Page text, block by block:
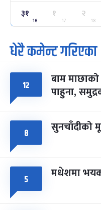
२५
मंगल
ग्याल्पो ल्होसार
फाल्गुन २५, २०८३ Mar
७ पूर्णिमा व्रत
चैत्र ७, २०८३-Mar 21, 2027
८
सोम
फागुपूर्णिमा
चैत्र ८, २०८३-Mar 22,
३१
16
१
17
२
18
धेरै कमेन्ट गरिएका
१२ बाम
पाहुना,
८ सुनचाँदीको
५ मधेशमा